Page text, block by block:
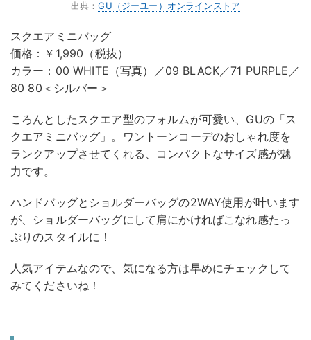
出典：GU（ジーユー）オンラインストア
スクエアミニバッグ
価格：￥1,990（税抜）
カラー：00 WHITE（写真）／09 BLACK／71 PURPLE／
80 80＜シルバー＞
ころんとしたスクエア型のフォルムが可愛い、GUの「ス
クエアミニバッグ」。ワントーンコーデのおしゃれ度を
ランクアップさせてくれる、コンパクトなサイズ感が魅
力です。
ハンドバッグとショルダーバッグの2WAY使用が叶います
が、ショルダーバッグにして肩にかければこなれ感たっ
ぷりのスタイルに！
人気アイテムなので、気になる方は早めにチェックして
みてくださいね！